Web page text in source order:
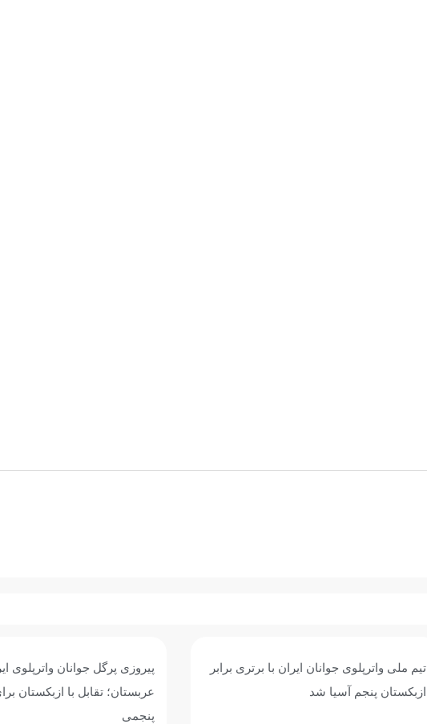
تیم ملی واترپلوی جوانان ایران با برتری برابر
ازبکستان پنجم آسیا شد
پیروزی پرگل جوانان واترپلوی
عربستان؛ تقابل با ازبکستان
پنجمی